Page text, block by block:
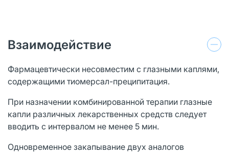
Взаимодействие
Фармацевтически несовместим с глазными каплями,
содержащими тиомерсал-преципитация.
При назначении комбинированной терапии глазные
капли различных лекарственных средств следует
вводить с интервалом не менее 5 мин.
Одновременное закапывание двух аналогов